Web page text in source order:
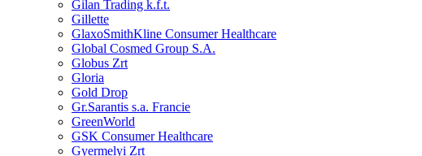
Gilan Trading k.f.t.
Gillette
GlaxoSmithKline Consumer Healthcare
Global Cosmed Group S.A.
Globus Zrt
Gloria
Gold Drop
Gr.Sarantis s.a. Francie
GreenWorld
GSK Consumer Healthcare
Gyermelyi Zrt